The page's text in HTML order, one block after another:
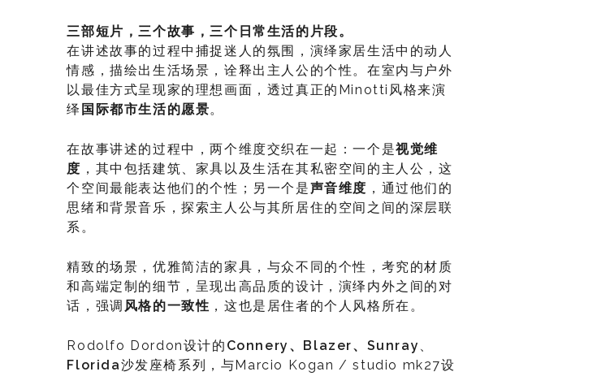
三部短片，三个故事，三个日常生活的片段。
在讲述故事的过程中捕捉迷人的氛围，演绎家居生活中的动人
情感，描绘出生活场景，诠释出主人公的个性。在室内与户外
以最佳方式呈现家的理想画面，透过真正的Minotti风格来演
绎 国际都市生活的愿景。
在故事讲述的过程中，两个维度交织在一起：一个是视觉维
度 ，其中包括建筑、家具以及生活在其私密空间的主人公，这
个空间最能表达他们的个性；另一个是声音维度 ，通过他们的
思绪和背景音乐，探索主人公与其所居住的空间之间的深层联
系。
精致的场景，优雅简洁的家具，与众不同的个性，考究的材质
和高端定制的细节，呈现出高品质的设计，演绎内外之间的对
话，强调 风格的一致性 ，这也是居住者的个人风格所在。
Rodolfo Dordon设计的 Connery 、Blazer、Sunray 、
Florida沙发座椅系列，与Marcio Kogan / studio mk27设